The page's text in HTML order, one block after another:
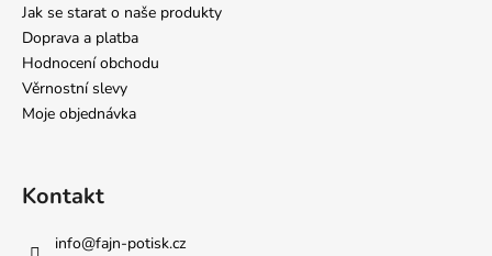
Jak se starat o naše produkty
Doprava a platba
Hodnocení obchodu
Věrnostní slevy
Moje objednávka
Kontakt
info@fajn-potisk.cz